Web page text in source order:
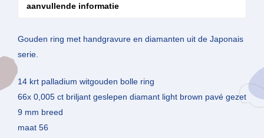
aanvullende informatie
Gouden ring met handgravure en diamanten uit de Japonais
serie.
14 krt palladium witgouden bolle ring
66x 0,005 ct briljant geslepen diamant light brown pavé gezet
9 mm breed
maat 56